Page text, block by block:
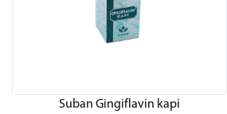
Suban Gingiflavin kapi